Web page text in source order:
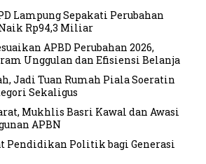
Lampung Sepakati Perubahan
Naik Rp94,3 Miliar
APBD Perubahan 2026,
Unggulan dan Efisiensi Belanja
Jadi Tuan Rumah Piala Soeratin
Sekaligus
Mukhlis Basri Kawal dan Awasi
APBN
Pendidikan Politik bagi Generasi